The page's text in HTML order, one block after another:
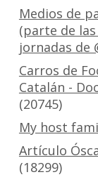
Medios de
(parte de
jornadas de
Carros de
Catalán -
(20745)
My host
Artículo
(18299)